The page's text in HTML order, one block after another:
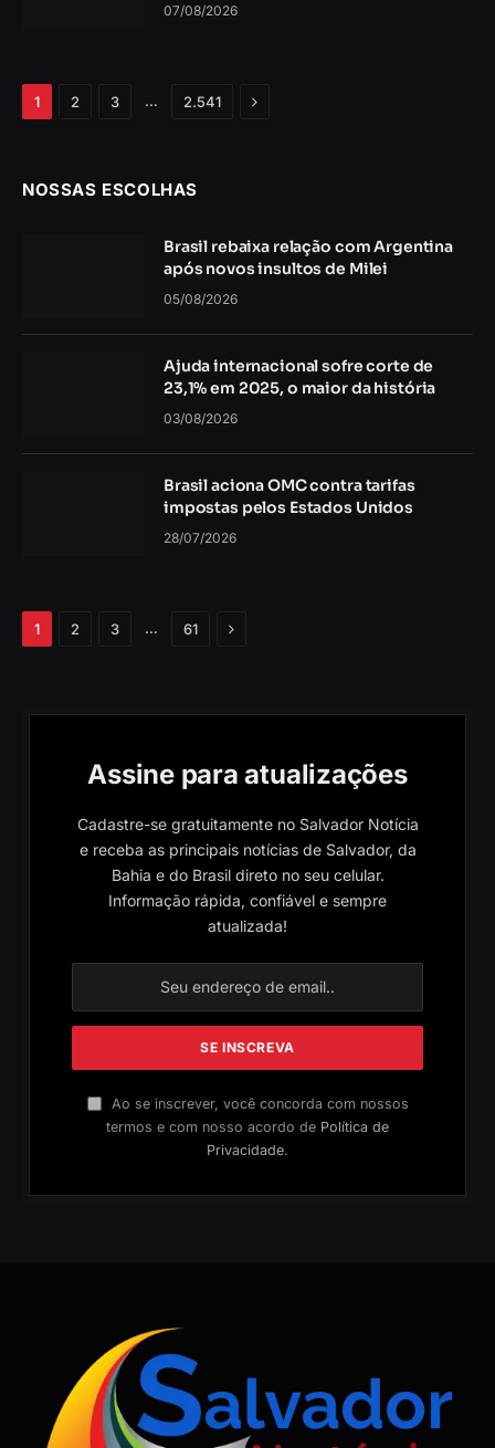
07/08/2026
1 2 3 … 2.541 Próximo
NOSSAS ESCOLHAS
Brasil rebaixa relação com Argentina
após novos insultos de Milei
05/08/2026
Ajuda internacional sofre corte de
23,1% em 2025, o maior da história
03/08/2026
Brasil aciona OMC contra tarifas
impostas pelos Estados Unidos
28/07/2026
1 2 3 … 61 Próximo
Assine para atualizações
Cadastre-se gratuitamente no Salvador Notícia
e receba as principais notícias de Salvador, da
Bahia e do Brasil direto no seu celular.
Informação rápida, confiável e sempre
atualizada!
Ao se inscrever, você concorda com nossos
termos e com nosso acordo de Política de
Privacidade.